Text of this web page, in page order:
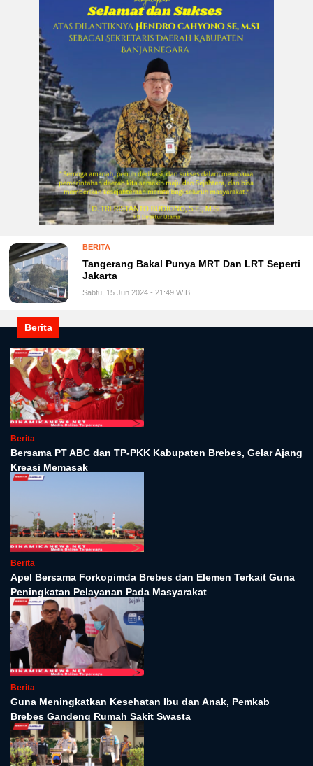
BERITA
Tangerang Bakal Punya MRT Dan LRT Seperti
Jakarta
Sabtu, 15 Jun 2024 - 21:49 WIB
Berita
Berita
Bersama PT ABC dan TP-PKK Kabupaten Brebes, Gelar Ajang
Kreasi Memasak
Berita
Apel Bersama Forkopimda Brebes dan Elemen Terkait Guna
Peningkatan Pelayanan Pada Masyarakat
Berita
Guna Meningkatkan Kesehatan Ibu dan Anak, Pemkab
Brebes Gandeng Rumah Sakit Swasta